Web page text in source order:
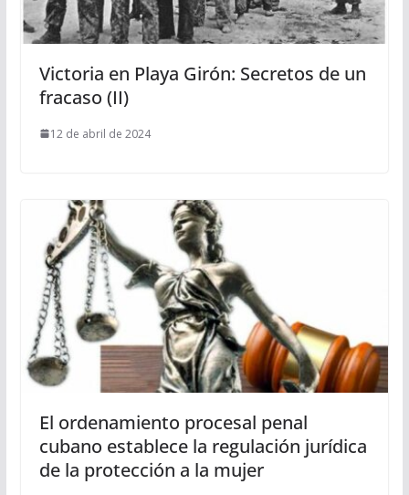
Victoria en Playa Girón: Secretos de un
fracaso (II)
12 de abril de 2024
El ordenamiento procesal penal
cubano establece la regulación jurídica
de la protección a la mujer